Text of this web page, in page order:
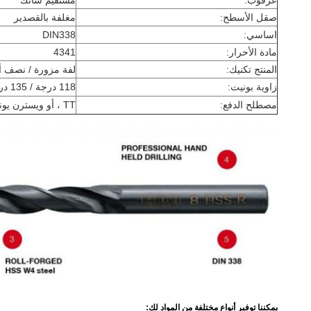
صقل الأسطح:
مغلفة بالقصدير
اساسي:
DIN338
مادة الأحرار:
4341
المنتج تكنيك:
لفة مزورة / نصف
زاوية بونيت:
118 درجة / 135 درجة أو نقطة الانقسام
مصطلح الدفع:
TT ، أو ويسترن يونيون
يمكننا توفير أنواع مختلفة من المواد لك: